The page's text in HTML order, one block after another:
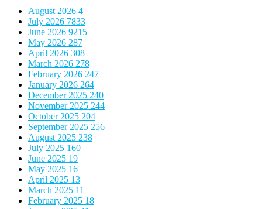
August 2026 4
July 2026 7833
June 2026 9215
May 2026 287
April 2026 308
March 2026 278
February 2026 247
January 2026 264
December 2025 240
November 2025 244
October 2025 204
September 2025 256
August 2025 238
July 2025 160
June 2025 19
May 2025 16
April 2025 13
March 2025 11
February 2025 18